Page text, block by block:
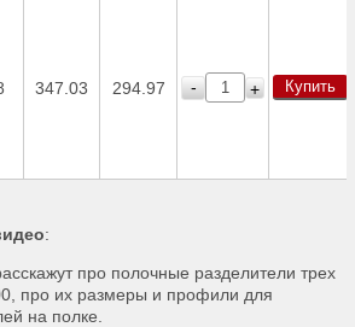
347.03 294.97 - + Купить
:
про полочные разделители трех
про их размеры и профили для
на полке.